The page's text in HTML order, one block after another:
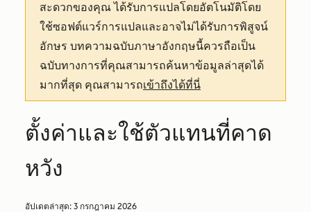
สะดวกของคุณได้รับการแปลโดยอัตโนมัติโดย
ใช้ซอฟต์แวร์การแปลและอาจไม่ได้รับการพิสูจน์
อักษร บทความฉบับภาษาอังกฤษนี้ควรถือเป็น
ฉบับทางการที่คุณสามารถค้นหาข้อมูลล่าสุดได้
มากที่สุด คุณสามารถเข้าถึงได้ที่นี่
ตั้งค่าและใช้ตัวแทนที่คาด
หวัง
อัปเดตล่าสุด: 3 กรกฎาคม 2026